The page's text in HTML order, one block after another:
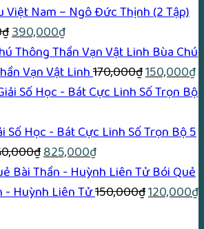
200,000₫.
là:
Việt Nam – Ngô Đức Thịnh (2 Tập)
₫Giá
gốc
là:
420,000₫.
390,000₫Giá
hiện
tại
là:
Bùa Chú
Vạn Vật Linh170,000₫Giá
gốc
170,000₫.
150,000₫
Số Học - Bát Cực Linh Số Trọn Bộ 5
₫Giá
gốc
là:
825,000₫Giá
hiện
tại
Bói Quẻ
- Huỳnh Liên Tử150,000₫Giá
120,000₫